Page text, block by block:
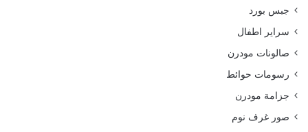
جبس بورد
سراير اطفال
صالونات مودرن
رسومات حوائط
جزامة مودرن
صور غرف نوم